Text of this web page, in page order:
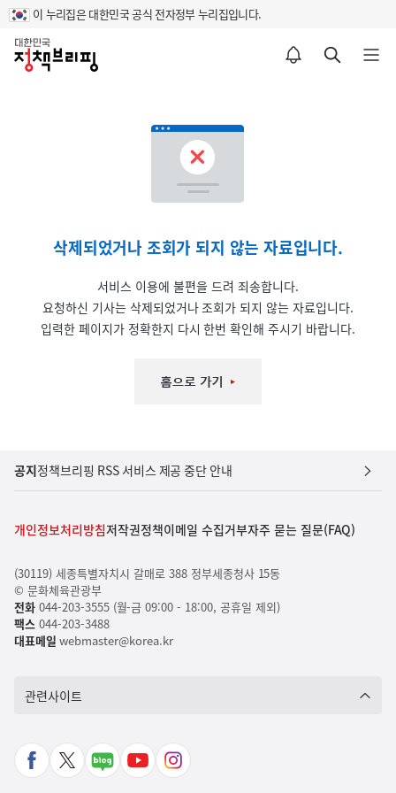
이 누리집은 대한민국 공식 전자정부 누리집입니다.
홈
알림설정 바로가기 검색 바로가기 메뉴 열기
삭제되었거나 조회가 되지 않는 자료입니다.
서비스 이용에 불편을 드려 죄송합니다.
요청하신 기사는 삭제되었거나 조회가 되지 않는 자료입니다.
입력한 페이지가 정확한지 다시 한번 확인해 주시기 바랍니다.
공지정책브리핑 RSS 서비스 제공 중단 안내
개인정보처리방침저작권정책이메일 수집거부자주 묻는 질문(FAQ)
(30119) 세종특별자치시 갈매로 388 정부세종청사 15동
© 문화체육관광부
전화044-203-3555 (월-금 09:00 - 18:00, 공휴일 제외)
팩스044-203-3488
대표메일 webmaster@korea.kr
관련사이트
페
X
네
유
인